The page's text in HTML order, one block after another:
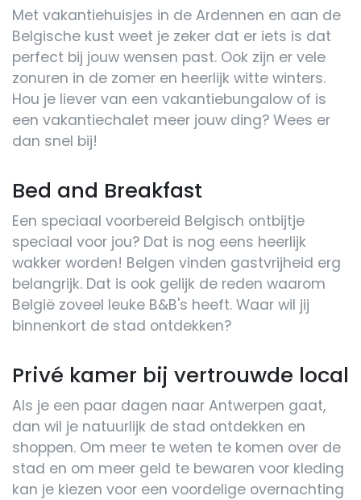
Met vakantiehuisjes in de Ardennen en aan de
Belgische kust weet je zeker dat er iets is dat
perfect bij jouw wensen past. Ook zijn er vele
zonuren in de zomer en heerlijk witte winters.
Hou je liever van een vakantiebungalow of is
een vakantiechalet meer jouw ding? Wees er
dan snel bij!
Bed and Breakfast
Een speciaal voorbereid Belgisch ontbijtje
speciaal voor jou? Dat is nog eens heerlijk
wakker worden! Belgen vinden gastvrijheid erg
belangrijk. Dat is ook gelijk de reden waarom
België zoveel leuke B&B's heeft. Waar wil jij
binnenkort de stad ontdekken?
Privé kamer bij vertrouwde local
Als je een paar dagen naar Antwerpen gaat,
dan wil je natuurlijk de stad ontdekken en
shoppen. Om meer te weten te komen over de
stad en om meer geld te bewaren voor kleding
kan je kiezen voor een voordelige overnachting